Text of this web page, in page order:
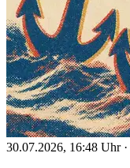
30.07.2026, 16:48 Uhr ·